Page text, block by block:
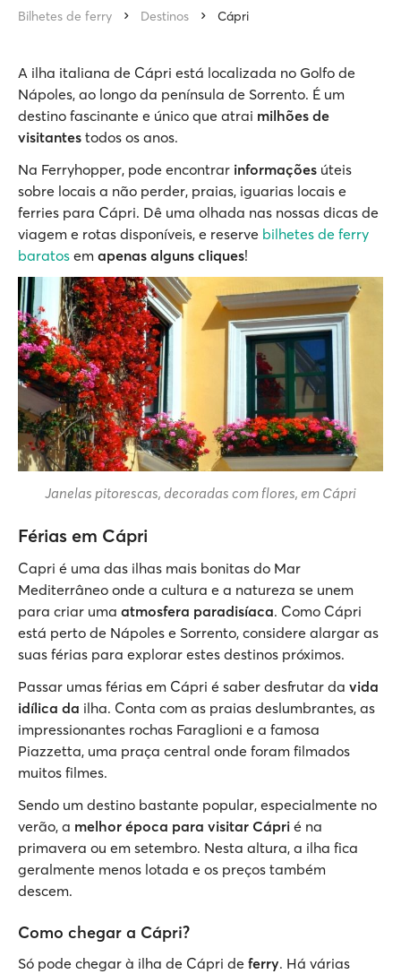
Bilhetes de ferry Destinos Cápri
A ilha italiana de Cápri está localizada no Golfo de
Nápoles, ao longo da península de Sorrento. É um
destino fascinante e único que atrai milhões de
visitantes todos os anos.
Na Ferryhopper, pode encontrar informações úteis
sobre locais a não perder, praias, iguarias locais e
ferries para Cápri. Dê uma olhada nas nossas dicas de
viagem e rotas disponíveis, e reserve bilhetes de ferry
baratos em apenas alguns cliques!
Janelas pitorescas, decoradas com flores, em Cápri
Férias em Cápri
Capri é uma das ilhas mais bonitas do Mar
Mediterrâneo onde a cultura e a natureza se unem
para criar uma atmosfera paradisíaca. Como Cápri
está perto de Nápoles e Sorrento, considere alargar as
suas férias para explorar estes destinos próximos.
Passar umas férias em Cápri é saber desfrutar da vida
idílica da ilha. Conta com as praias deslumbrantes, as
impressionantes rochas Faraglioni e a famosa
Piazzetta, uma praça central onde foram filmados
muitos filmes.
Sendo um destino bastante popular, especialmente no
verão, a melhor época para visitar Cápri é na
primavera ou em setembro. Nesta altura, a ilha fica
geralmente menos lotada e os preços também
descem.
Como chegar a Cápri?
Só pode chegar à ilha de Cápri de ferry. Há várias